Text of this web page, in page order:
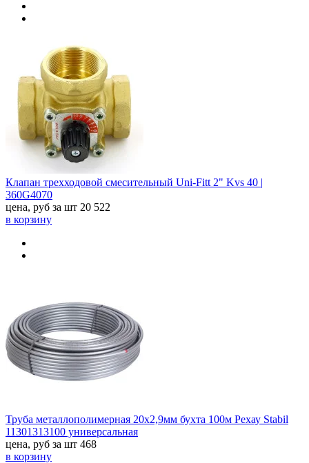
Клапан трехходовой смесительный Uni-Fitt 2" Kvs 40 |
360G4070
цена, руб за шт 20 522
в корзину
Труба металлополимерная 20х2,9мм бухта 100м Рехау Stabil
11301313100 универсальная
цена, руб за шт 468
в корзину